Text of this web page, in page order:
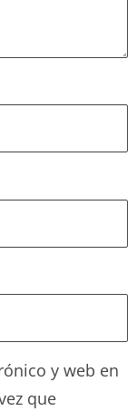
y web en
que